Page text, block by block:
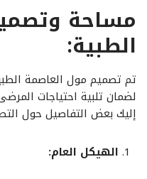
مساحة
الطبية:
لضمان تلبية احتياجات
إليك بعض التفاصيل حول
الهيكل العام: